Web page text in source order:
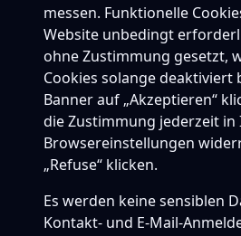
messen. Funktionelle
Website unbedingt
ohne Zustimmung gesetzt,
Cookies solange deaktiviert
Banner auf „Akzeptieren“
die Zustimmung jederzeit in
Browsereinstellungen
„Refuse“ klicken.
Es werden keine sensiblen
Kontakt- und E-Mail-